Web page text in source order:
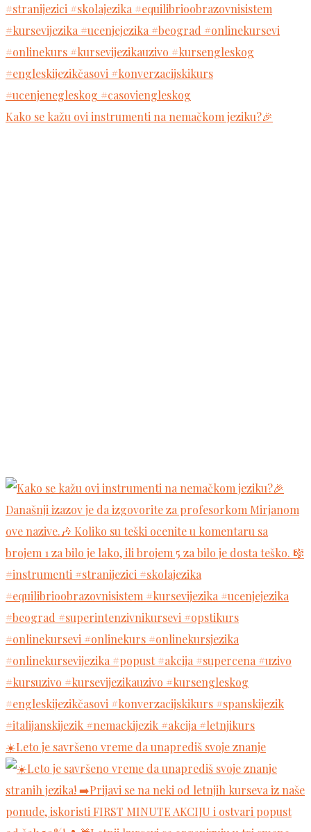
Kako se kažu ovi instrumenti na nemačkom jeziku?🎉
☀️Leto je savršeno vreme da unaprediš svoje znanje